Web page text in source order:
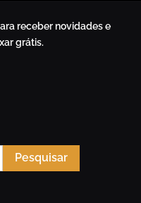
receber novidades e
grátis.
Pesquisar